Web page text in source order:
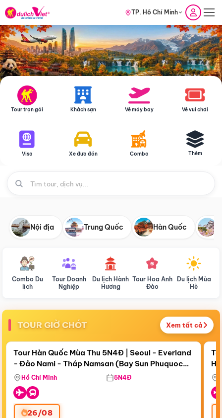
TP. Hồ Chí Minh
Tour trọn gói Khách sạn Vé máy bay Vé vui chơi
Visa Xe đưa đón Combo Thêm
Nội địa Trung Quốc Hàn Quốc
Combo Du
lịch
Tour Doanh
Nghiệp
Du lịch Hành
Hương
Tour Hoa Anh
Đào
Du lịch Mùa
Hè
TOUR GIỜ CHÓT Xem tất cả
Còn19 ngày 06:24:59
Điểm nổi bật
Tour Hàn Quốc Mùa Thu 5N4Đ | Seoul - Everland
- Đảo Nami - Tháp Namsan (Bay Sun Phuquoc
Airways)
Hồ Chí Minh 5N4Đ
26/08